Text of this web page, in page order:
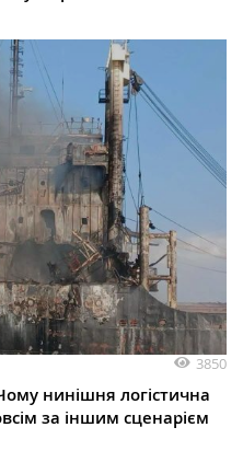
3850
нинішня логістична
за іншим сценарієм